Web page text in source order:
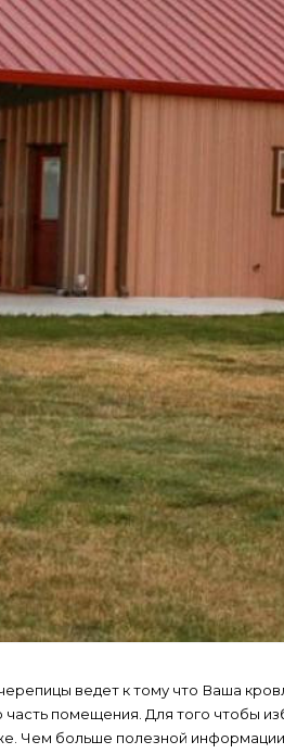
ведет к тому что Ваша
помещения. Для того чтобы
Чем больше полезной